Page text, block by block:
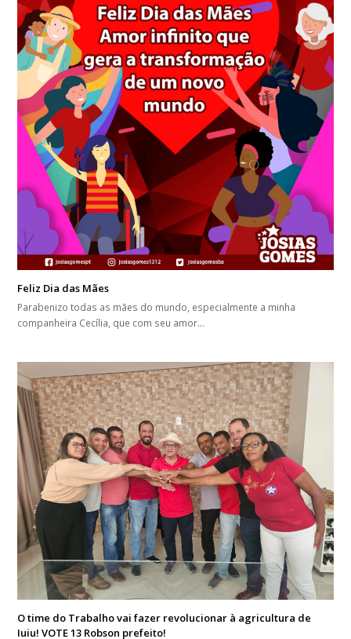
Feliz Dia das Mães
Parabenizo todas as mães do mundo, especialmente a minha
companheira Cecília, que com seu amor…
O time do Trabalho vai fazer revolucionar à agricultura de
Iuiu! VOTE 13 Robson prefeito!